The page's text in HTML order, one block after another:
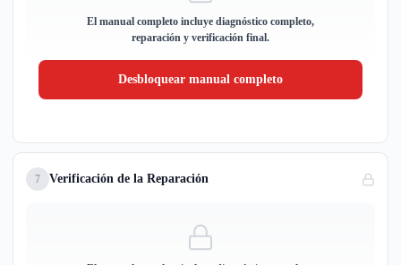
El manual completo incluye diagnóstico completo,
reparación y verificación final.
Desbloquear manual completo
7 Verificación de la Reparación